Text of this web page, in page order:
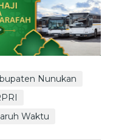
Nunukan
Waktu